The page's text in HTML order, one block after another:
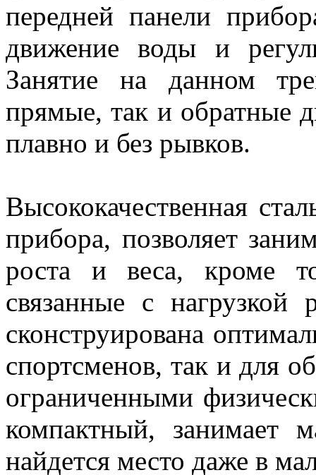
передней панели
движение воды и
Занятие на данном
прямые, так и обратные
плавно и без рывков.
Высококачественная
прибора, позволяет
роста и веса, кроме
связанные с
сконструирована
спортсменов, так и для
ограниченными
компактный, занимает
найдется место даже в